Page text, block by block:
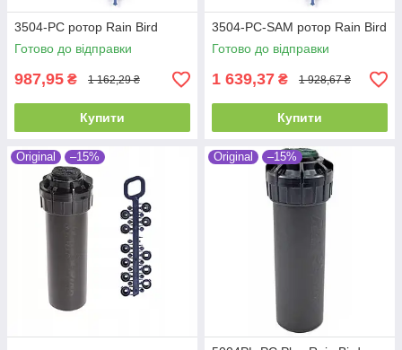
3504-PC ротор Rain Bird
Готово до відправки
987,95 ₴ 1 162,29 ₴
Купити
3504-PC-SAM ротор Rain Bird
Готово до відправки
1 639,37 ₴ 1 928,67 ₴
Купити
Original –15% Original –15%